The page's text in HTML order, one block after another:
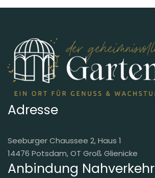
Adresse
Seeburger Chaussee 2, Haus 1
14476 Potsdam, OT Groß Glienicke
Anbindung Nahverkehr